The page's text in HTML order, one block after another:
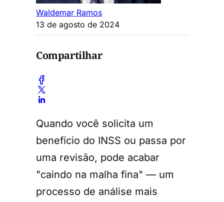
Waldemar Ramos
13 de agosto de 2024
Compartilhar
Quando você solicita um
benefício do INSS ou passa por
uma revisão, pode acabar
"caindo na malha fina" — um
processo de análise mais